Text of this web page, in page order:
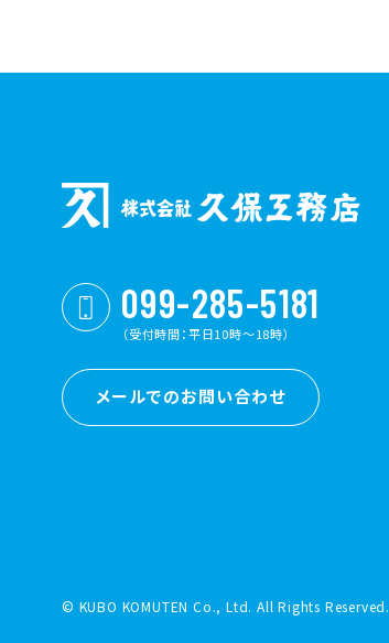
099-285-5181
（受付時間：平日10時〜18時）
メールでのお問い合わせ
© KUBO KOMUTEN Co., Ltd. All Rights Reserved.